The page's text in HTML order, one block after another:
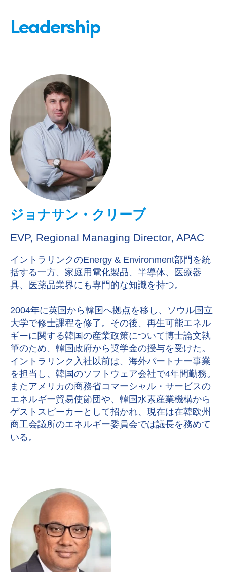
Leadership
ジョナサン・クリーブ
EVP, Regional Managing Director, APAC
イントラリンクのEnergy & Environment部門を統
括する一方、家庭用電化製品、半導体、医療器
具、医薬品業界にも専門的な知識を持つ。
2004年に英国から韓国へ拠点を移し、ソウル国立
大学で修士課程を修了。その後、再生可能エネル
ギーに関する韓国の産業政策について博士論文執
筆のため、韓国政府から奨学金の授与を受けた。
イントラリンク入社以前は、海外パートナー事業
を担当し、韓国のソフトウェア会社で4年間勤務。
またアメリカの商務省コマーシャル・サービスの
エネルギー貿易使節団や、韓国水素産業機構から
ゲストスピーカーとして招かれ、現在は在韓欧州
商工会議所のエネルギー委員会では議長を務めて
いる。